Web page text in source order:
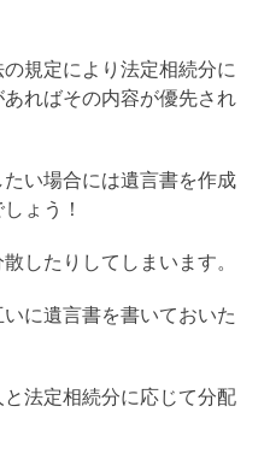
規定により法定相続分に
ればその内容が優先され
い場合には遺言書を作成
ょう！
したりしてしまいます。
に遺言書を書いておいた
法定相続分に応じて分配